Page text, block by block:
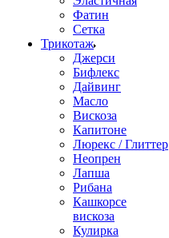
Фатин
Сетка
Трикотаж
Джерси
Бифлекс
Дайвинг
Масло
Вискоза
Капитоне
Люрекс / Глиттер
Неопрен
Лапша
Рибана
Кашкорсе
вискоза
Кулирка